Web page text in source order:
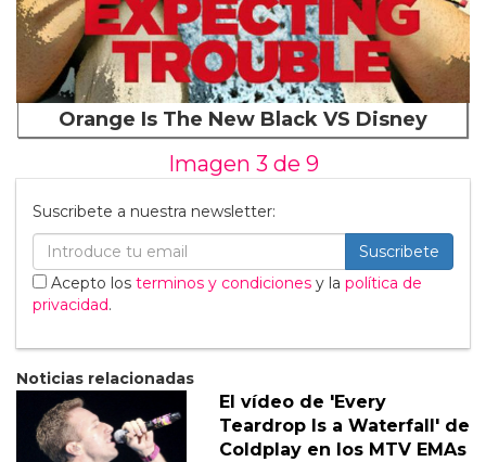
Orange Is The New Black VS Disney
Imagen 3 de 9
Suscribete a nuestra newsletter:
Suscribete
Acepto los terminos y condiciones y la política de
privacidad.
Noticias relacionadas
El vídeo de 'Every
Teardrop Is a Waterfall' de
Coldplay en los MTV EMAs